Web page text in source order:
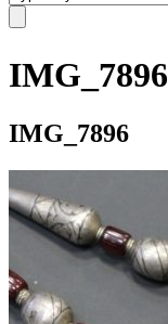
IMG_7896
IMG_7896